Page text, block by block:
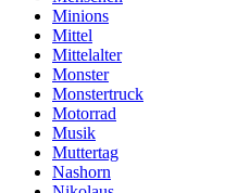
Minions
Mittel
Mittelalter
Monster
Monstertruck
Motorrad
Musik
Muttertag
Nashorn